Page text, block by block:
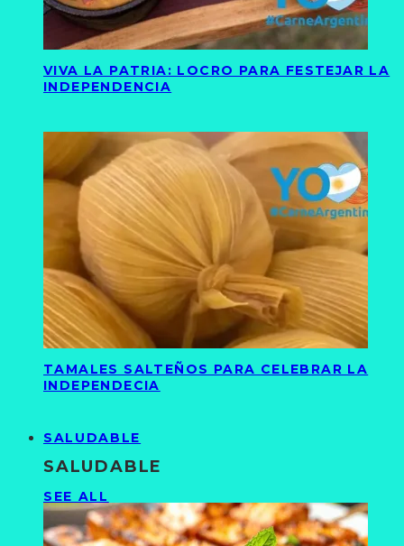
VIVA LA PATRIA: LOCRO PARA FESTEJAR LA
INDEPENDENCIA
TAMALES SALTEÑOS PARA CELEBRAR LA
INDEPENDECIA
SALUDABLE
SALUDABLE
SEE ALL